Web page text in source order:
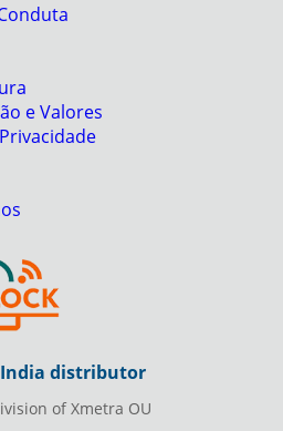
e Valores
India distributor
of Xmetra OU